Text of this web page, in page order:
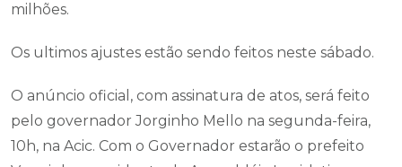
milhões.
Os ultimos ajustes estão sendo feitos neste sábado.
O anúncio oficial, com assinatura de atos, será feito
pelo governador Jorginho Mello na segunda-feira,
10h, na Acic. Com o Governador estarão o prefeito